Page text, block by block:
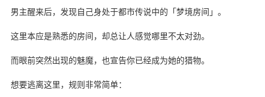
男主醒来后，发现自己身处于都市传说中的「梦境房间」。
这里本应是熟悉的房间，却总让人感觉哪里不太对劲。
而眼前突然出现的魅魔，也宣告你已经成为她的猎物。
想要逃离这里，规则非常简单：